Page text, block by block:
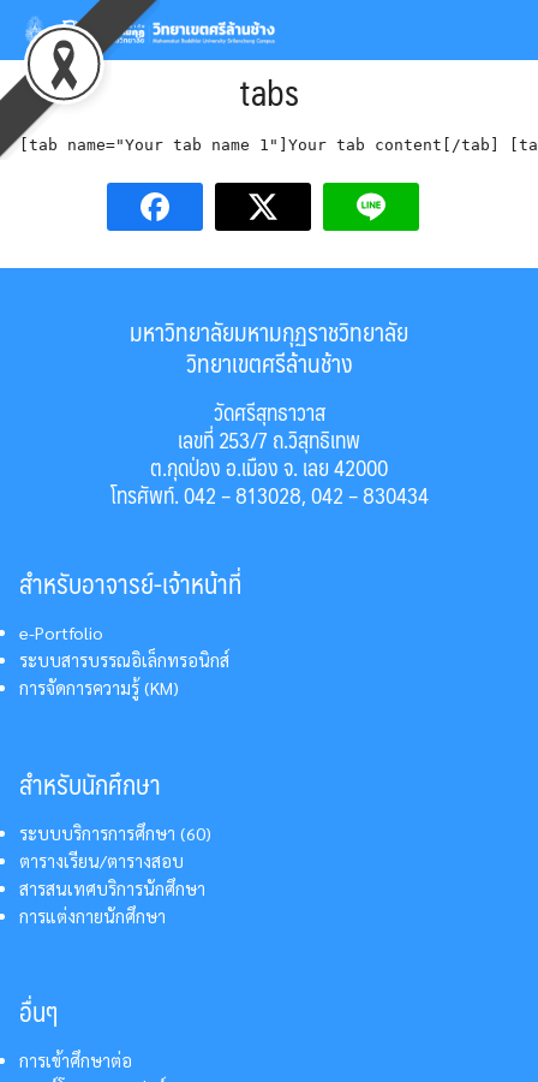
Skip
content
tabs
[tab name="Your tab name 1"]Your tab content[/tab]
มหาวิทยาลัยมหามกุฏราชวิทยาลัย
วิทยาเขตศรีล้านช้าง
วัดศรีสุทธาวาส
เลขที่ 253/7 ถ.วิสุทธิเทพ
ต.กุดป่อง อ.เมือง จ. เลย 42000
โทรศัพท์. 042 – 813028, 042 – 830434
สำหรับอาจารย์-เจ้าหน้าที่
e-Portfolio
ระบบสารบรรณอิเล็กทรอนิกส์
การจัดการความรู้ (KM)
สำหรับนักศึกษา
ระบบบริการการศึกษา (60)
ตารางเรียน/ตารางสอบ
สารสนเทศบริการนักศึกษา
การแต่งกายนักศึกษา
อื่นๆ
การเข้าศึกษาต่อ